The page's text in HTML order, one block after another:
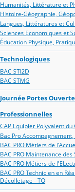
Humanités, Littérature et
Histoire-Géographie,
Langues, Littératures et
Sciences Economiques et
Éducation Physique,
Technologiques
BAC STI2D
BAC STMG
Journée Portes
Professionnelles
CAP Equipier Polyvalent du
Bac Pro
BAC PRO Métiers de
BAC PRO Maintenance
BAC PRO Métiers de
BAC PRO Technicien en
Décolletage - TO